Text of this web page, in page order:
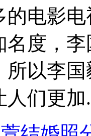
的电影
名度，
所以李
人们更加